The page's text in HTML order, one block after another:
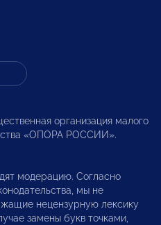
организация малого
«ОПОРА РОССИИ».
модерацию. Согласно
мы не
нецензурную лексику
замены букв точками,